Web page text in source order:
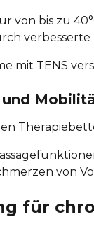
von bis zu
mit TENS
von
für